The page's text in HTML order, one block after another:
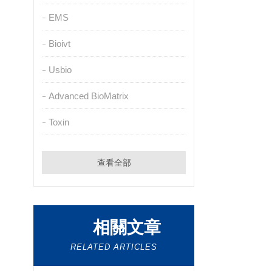
EMS
Bioivt
Usbio
Advanced BioMatrix
Toxin
查看全部
相關文章
RELATED ARTICLES